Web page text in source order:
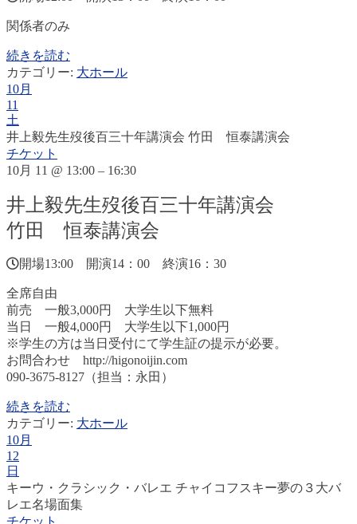
関係者のみ
続きを読む
カテゴリー: 大ホール
10月
11
土
井上毅先生歿後百三十年講演会 竹田 恒泰講演会
チケット
10月 11 @ 13:00 – 16:30
井上毅先生歿後百三十年講演会
竹田 恒泰講演会
開場13:00 開演14：00 終演16：30
全席自由
前売 一般3,000円 大学生以下無料
当日 一般4,000円 大学生以下1,000円
※学生の方は当日受付にて学生証の提示が必要。
お問合わせ http://higonoijin.com
090-3675-8127（担当：永田）
続きを読む
カテゴリー: 大ホール
10月
12
日
キーウ・クラシック・バレエ チャイコフスキー夢の３大バ
レエ名場面集